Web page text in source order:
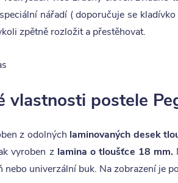
nářadí ( doporučuje se
zpětně rozložit a přestěhovat.
vlastnosti postele
z odolných laminovaných desek
vyroben zlamina o tloušťce 18 mm.
univerzální buk. Na zobrazení je